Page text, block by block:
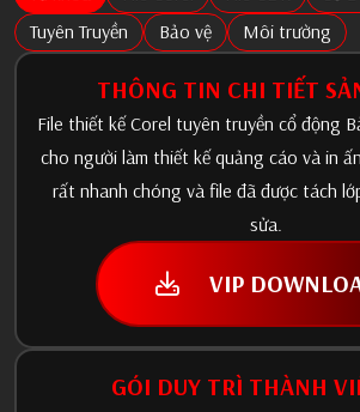
Tuyên Truyền
Bảo vệ Môi trường
THÔNG TIN CHI TIẾT
File thiết kế Corel tuyên truyền cổ động
cho người làm thiết kế quảng cáo và in
rất nhanh chóng và file đã được tách
sửa.
VIP
GÓI DUY TRÌ THÀNH